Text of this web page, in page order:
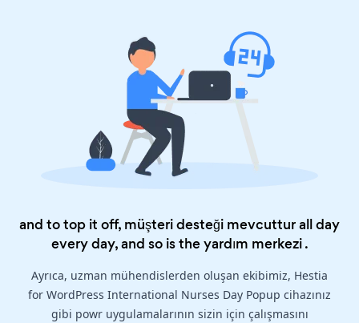
and to top it off, müşteri desteği mevcuttur all day
every day, and so is theyardım merkezi.
Ayrıca, uzman mühendislerden oluşan ekibimiz, Hestia
for WordPress International Nurses Day Popup cihazınız
gibi powr uygulamalarının sizin için çalışmasını